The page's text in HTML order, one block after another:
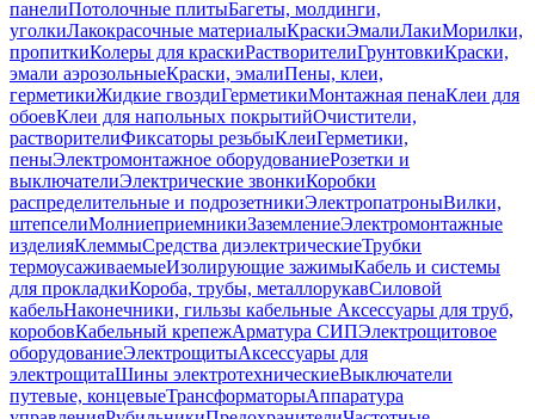
панелиПотолочные плитыБагеты, молдинги,
уголкиЛакокрасочные материалыКраскиЭмалиЛакиМорилки,
пропиткиКолеры для краскиРастворителиГрунтовкиКраски,
эмали аэрозольныеКраски, эмалиПены, клеи,
герметикиЖидкие гвоздиГерметикиМонтажная пенаКлеи для
обоевКлеи для напольных покрытийОчистители,
растворителиФиксаторы резьбыКлеиГерметики,
пеныЭлектромонтажное оборудованиеРозетки и
выключателиЭлектрические звонкиКоробки
распределительные и подрозетникиЭлектропатроныВилки,
штепселиМолниеприемникиЗаземлениеЭлектромонтажные
изделияКлеммыСредства диэлектрическиеТрубки
термоусаживаемыеИзолирующие зажимыКабель и системы
для прокладкиКороба, трубы, металлорукавСиловой
кабельНаконечники, гильзы кабельные Аксессуары для труб,
коробовКабельный крепежАрматура СИПЭлектрощитовое
оборудованиеЭлектрощитыАксессуары для
электрощитаШины электротехническиеВыключатели
путевые, концевыеТрансформаторыАппаратура